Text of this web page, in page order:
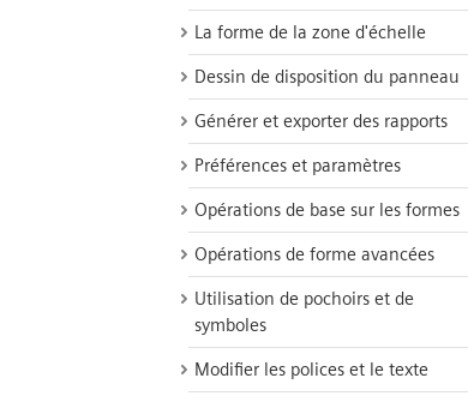
La forme de la zone d'échelle
Dessin de disposition du panneau
Générer et exporter des rapports
Préférences et paramètres
Opérations de base sur les formes
Opérations de forme avancées
Utilisation de pochoirs et de
symboles
Modifier les polices et le texte